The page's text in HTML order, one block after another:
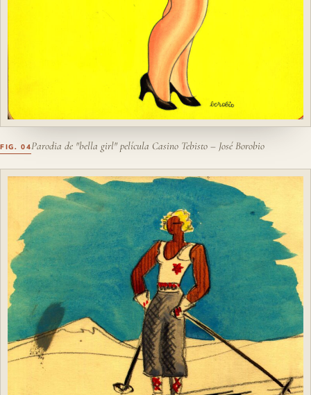
Parodia de "bella girl" película Casino Tebisto – José Borobio